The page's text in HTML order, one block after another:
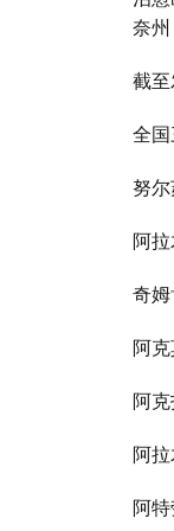
奈州
截
全
努
阿
奇
阿
阿
阿
阿